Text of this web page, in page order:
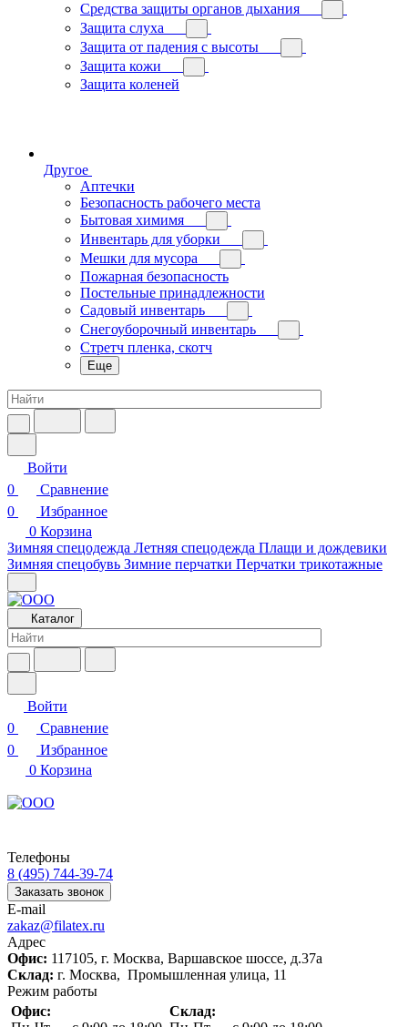
Средства защиты органов дыхания
Защита слуха
Защита от падения с высоты
Защита кожи
Защита коленей
Другое
Аптечки
Безопасность рабочего места
Бытовая химимя
Инвентарь для уборки
Мешки для мусора
Пожарная безопасность
Постельные принадлежности
Садовый инвентарь
Снегоуборочный инвентарь
Стретч пленка, скотч
Еще
Войти
0
Сравнение
0
Избранное
0 Корзина
Зимняя спецодежда Летняя спецодежда Плащи и дождевики
Зимняя спецобувь Зимние перчатки Перчатки трикотажные
Каталог
Войти
0
Сравнение
0
Избранное
0 Корзина
Телефоны
8 (495) 744-39-74
Заказать звонок
E-mail
zakaz@filatex.ru
Адрес
Офис: 117105, г. Москва, Варшавское шоссе, д.37а
Склад: г. Москва, Промышленная улица, 11
Режим работы
Офис:
Склад: